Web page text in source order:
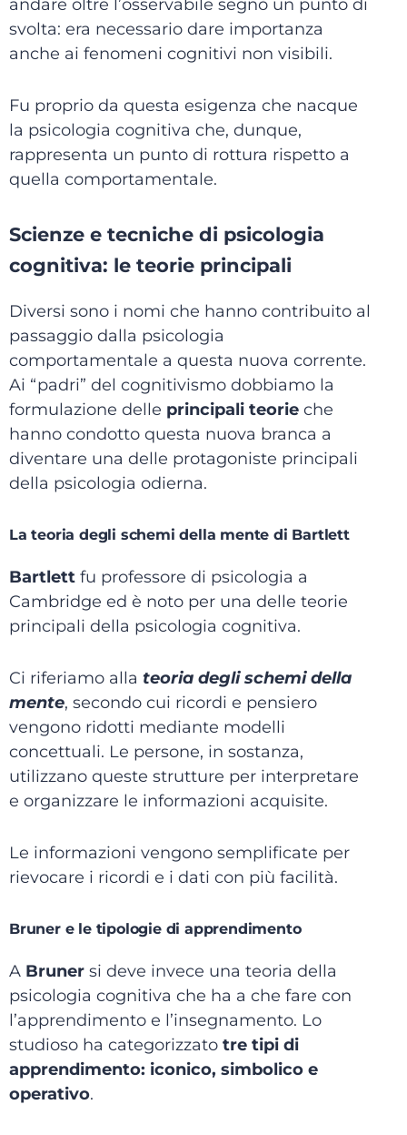
andare oltre l’osservabile segnò un punto di
svolta: era necessario dare importanza
anche ai fenomeni cognitivi non visibili.
Fu proprio da questa esigenza che nacque
la psicologia cognitiva che, dunque,
rappresenta un punto di rottura rispetto a
quella comportamentale.
Scienze e tecniche di psicologia
cognitiva: le teorie principali
Diversi sono i nomi che hanno contribuito al
passaggio dalla psicologia
comportamentale a questa nuova corrente.
Ai “padri” del cognitivismo dobbiamo la
formulazione delle principali teorie che
hanno condotto questa nuova branca a
diventare una delle protagoniste principali
della psicologia odierna.
La teoria degli schemi della mente di Bartlett
Bartlett fu professore di psicologia a
Cambridge ed è noto per una delle teorie
principali della psicologia cognitiva.
Ci riferiamo alla teoria degli schemi della
mente, secondo cui ricordi e pensiero
vengono ridotti mediante modelli
concettuali. Le persone, in sostanza,
utilizzano queste strutture per interpretare
e organizzare le informazioni acquisite.
Le informazioni vengono semplificate per
rievocare i ricordi e i dati con più facilità.
Bruner e le tipologie di apprendimento
A Bruner si deve invece una teoria della
psicologia cognitiva che ha a che fare con
l’apprendimento e l’insegnamento. Lo
studioso ha categorizzato tre tipi di
apprendimento: iconico, simbolico e
operativo.